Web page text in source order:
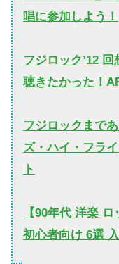
唱に参加しよう！
フジロック’12 回
聴きたかった！
フジロックまで
ズ・ハイ・フラ
ト
【90年代 洋楽
初心者向け 6選